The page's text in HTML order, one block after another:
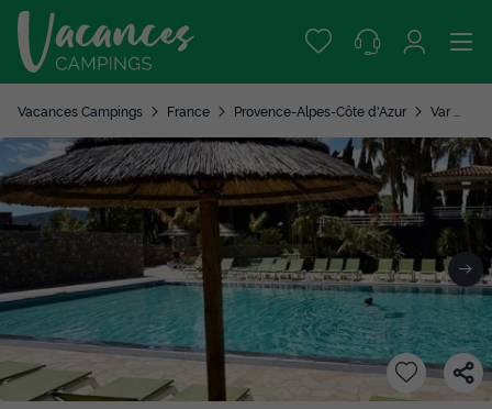
Vacances Campings France Provence-Alpes-Côte d'Azur Var